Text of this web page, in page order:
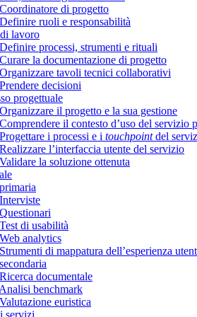
di progetto
ruoli e responsabilità
lavoro
processi, strumenti e rituali
la documentazione di progetto
tavoli tecnici collaborativi
decisioni
progettuale
il progetto e la sua gestione
il contesto d’uso del servizio
i processi e i touchpointdel
l’interfaccia utente del servizio
la soluzione ottenuta
di usabilità
analytics
di mappatura dell’esperienza
documentale
benchmark
euristica
servizi